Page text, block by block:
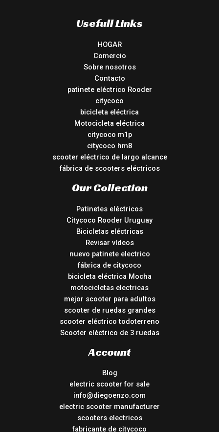
Usefull Links
HOGAR
Comercio
Sobre nosotros
Contacto
patinete eléctrico Rooder
citycoco
bicicleta eléctrica
Motocicleta eléctrica
citycoco m1p
citycoco hm8
scooter eléctrico de largo alcance
fábrica de scooters eléctricos
Our Collection
Patinetes eléctricos
Citycoco Rooder Uruguay
Bicicletas eléctricas
Revisar vídeos
nuevo patinete electrico
fábrica de citycoco
bicicleta eléctrica Mocha
motocicletas electricas
mejor scooter para adultos
scooter de ruedas grandes
scooter eléctrico todoterreno
Scooter eléctrico de 3 ruedas
Account
Blog
electric scooter for sale
info@diegoenzo.com
electric scooter manufacturer
scooters electricos
fabricante de citycoco